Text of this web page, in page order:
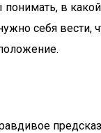
понимать, в
себя вести,